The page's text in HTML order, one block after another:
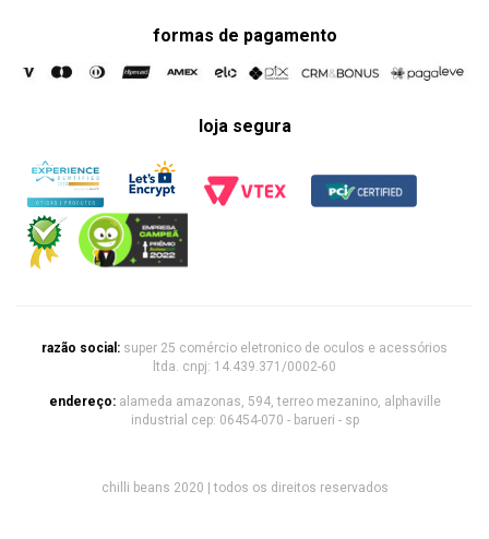
formas de pagamento
loja segura
razão social: super 25 comércio eletronico de oculos e acessórios
ltda. cnpj: 14.439.371/0002-60
endereço: alameda amazonas, 594, terreo mezanino, alphaville
industrial cep: 06454-070 - barueri - sp
chilli beans 2020 | todos os direitos reservados